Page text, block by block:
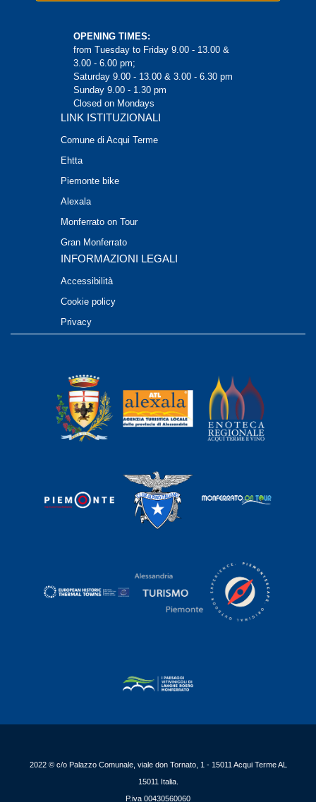
OPENING TIMES:
from Tuesday to Friday 9.00 - 13.00 &
3.00 - 6.00 pm;
Saturday 9.00 - 13.00 & 3.00 - 6.30 pm
Sunday 9.00 - 1.30 pm
Closed on Mondays
LINK ISTITUZIONALI
Comune di Acqui Terme
Ehtta
Piemonte bike
Alexala
Monferrato on Tour
Gran Monferrato
INFORMAZIONI LEGALI
Accessibilità
Cookie policy
Privacy
2022 © c/o Palazzo Comunale, viale don Tornato, 1 - 15011 Acqui Terme AL
15011 Italia.
P.iva 00430560060